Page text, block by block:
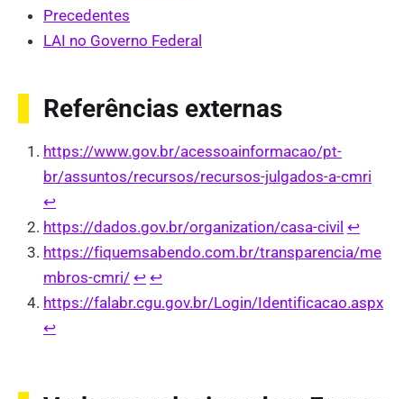
Precedentes
LAI no Governo Federal
Referências externas
https://www.gov.br/acessoainformacao/pt-
br/assuntos/recursos/recursos-julgados-a-cmri
↩︎
https://dados.gov.br/organization/casa-civil ↩︎
https://fiquemsabendo.com.br/transparencia/me
mbros-cmri/ ↩︎ ↩︎
https://falabr.cgu.gov.br/Login/Identificacao.aspx
↩︎